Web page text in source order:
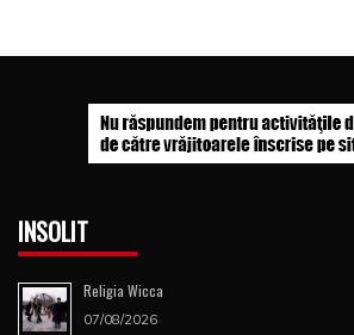
INSOLIT
Religia Wicca
07/08/2026